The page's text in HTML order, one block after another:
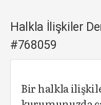
Halkla İlişkiler
#768059
Bir halkla